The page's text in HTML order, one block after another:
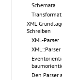
Schemata
XML-
Schreiben
XML-Parser
XML::Parser
Den Parser